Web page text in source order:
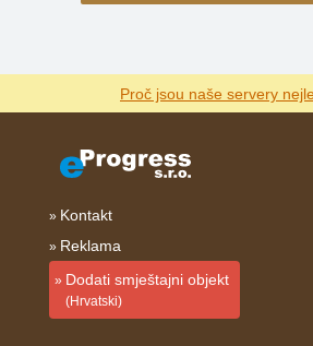
Proč jsou naše servery
Kontakt
Reklama
Dodati smještajni objekt
(Hrvatski)